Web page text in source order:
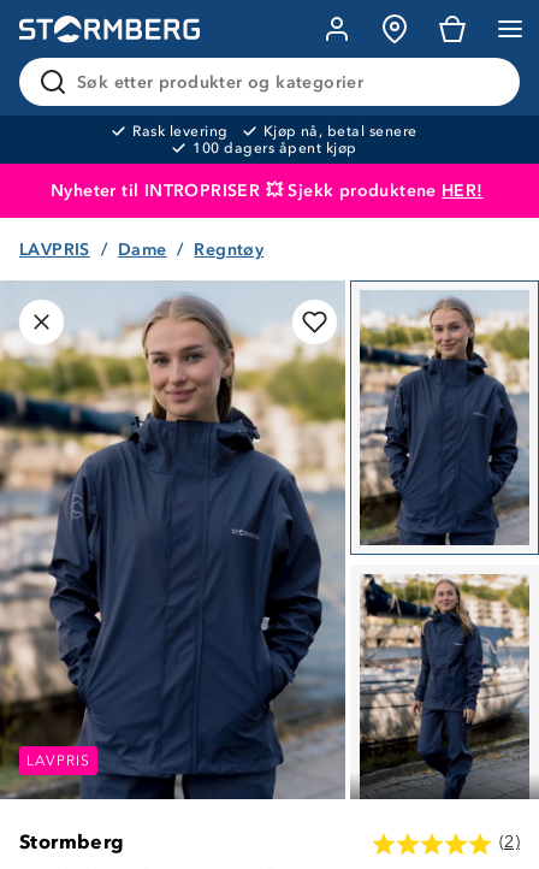
Søk etter produkter og kategorier
Rask levering
Kjøp nå, betal senere
100 dagers åpent kjøp
Nyheter til INTROPRISER 💥 Sjekk produktene HER!
Produktet er lagt i handlekurven
LAVPRIS Dame Regntøy
LAVPRIS LAVPRIS
LAVPRIS
Stormberg (2)